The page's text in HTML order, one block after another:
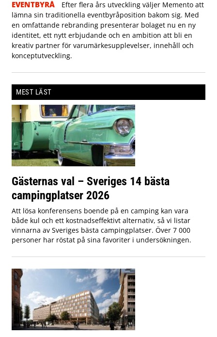
EVENTBYRÅ
Efter flera års utveckling väljer Memento att
lämna sin traditionella eventbyråposition bakom sig. Med
en omfattande rebranding presenterar bolaget nu en ny
identitet, ett nytt erbjudande och en ambition att bli en
kreativ partner för varumärkesupplevelser, innehåll och
konceptutveckling.
MEST LÄST
Gästernas val – Sveriges 14 bästa
campingplatser 2026
Att lösa konferensens boende på en camping kan vara
både kul och ett kostnadseffektivt alternativ, så vi listar
vinnarna av Sveriges bästa campingplatser. Över 7 000
personer har röstat på sina favoriter i undersökningen.